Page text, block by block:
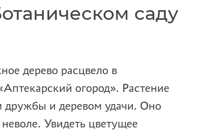
саду
дерево расцвело в
огород». Растение
дружбы и деревом удачи. Оно
Увидеть цветущее